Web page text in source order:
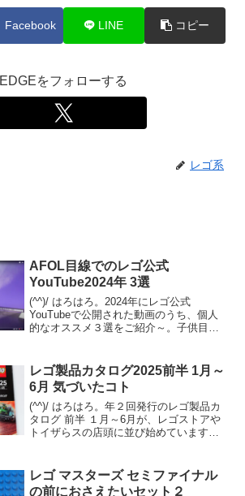
Facebook LINE コピー
EDGEをフォローする
レゴ系
AFOL目線でのレゴ公式
YouTube2024年 3選
(^^)/ はろはろ。2024年にレゴ公式
YouTubeで公開された動画のうち、個人
的なオススメ３選をご紹介～。子供目線
ィシャル！？ってくらいに、子供向けで
は無いホ...
レゴ製品カタログ2025前半 1月～
6月 気づいたコト
(^^)/ はろはろ。年２回発行のレゴ製品カ
タログ 前半 １月～6月が、レゴストアや
トイザらスの店頭に並び始めています。
が、近日中にレゴショップの「レゴ製品
カタ...
レゴ マスターズ セミファイナル
の前におさえたいセット２